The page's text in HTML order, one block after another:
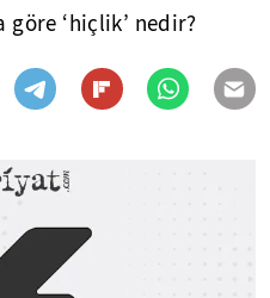
göre ‘hiçlik’ nedir?